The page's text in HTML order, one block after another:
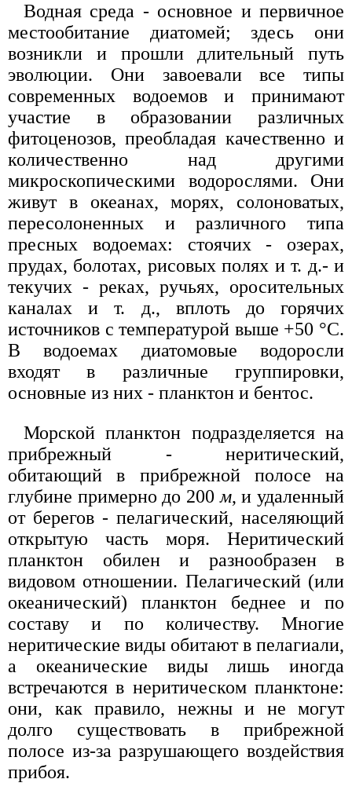
Водная среда - основное и первичное
местообитание диатомей; здесь они
возникли и прошли длительный путь
эволюции. Они завоевали все типы
современных водоемов и принимают
участие в образовании различных
фитоценозов, преобладая качественно и
количественно над другими
микроскопическими водорослями. Они
живут в океанах, морях, солоноватых,
пересолоненных и различного типа
пресных водоемах: стоячих - озерах,
прудах, болотах, рисовых полях и т. д.- и
текучих - реках, ручьях, оросительных
каналах и т. д., вплоть до горячих
источников с температурой выше +50 °С.
В водоемах диатомовые водоросли
входят в различные группировки,
основные из них - планктон и бентос.
Морской планктон подразделяется на
прибрежный - неритический,
обитающий в прибрежной полосе на
глубине примерно до 200м, и удаленный
от берегов - пелагический, населяющий
открытую часть моря. Неритический
планктон обилен и разнообразен в
видовом отношении. Пелагический (или
океанический) планктон беднее и по
составу и по количеству. Многие
неритические виды обитают в пелагиали,
а океанические виды лишь иногда
встречаются в неритическом планктоне:
они, как правило, нежны и не могут
долго существовать в прибрежной
полосе из-за разрушающего воздействия
прибоя.